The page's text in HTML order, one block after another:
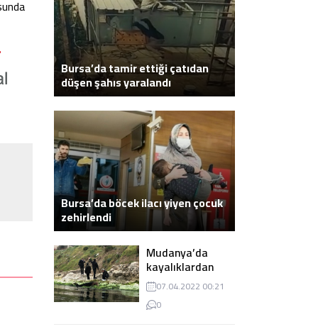
Bursa’da tamir ettiği çatıdan
düşen şahıs yaralandı
Bursa’da böcek ilacı yiyen çocuk
zehirlendi
Mudanya’da
kayalıklardan
atlayarak intihar
eden genç ölü
bulundu
07.04.2022 00:21
0